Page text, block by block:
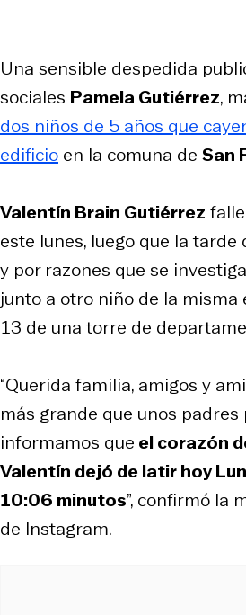
Una sensible despedida
sociales Pamela Gutiérrez,
dos niños de 5 años que
edificio en la comuna de San
Valentín Brain Gutiérrez
este lunes, luego que la tarde
y por razones que se
junto a otro niño de la misma
13 de una torre de
“Querida familia, amigos y
más grande que unos padres
informamos que el corazón
Valentín dejó de latir hoy
10:06 minutos”, confirmó la
de Instagram.